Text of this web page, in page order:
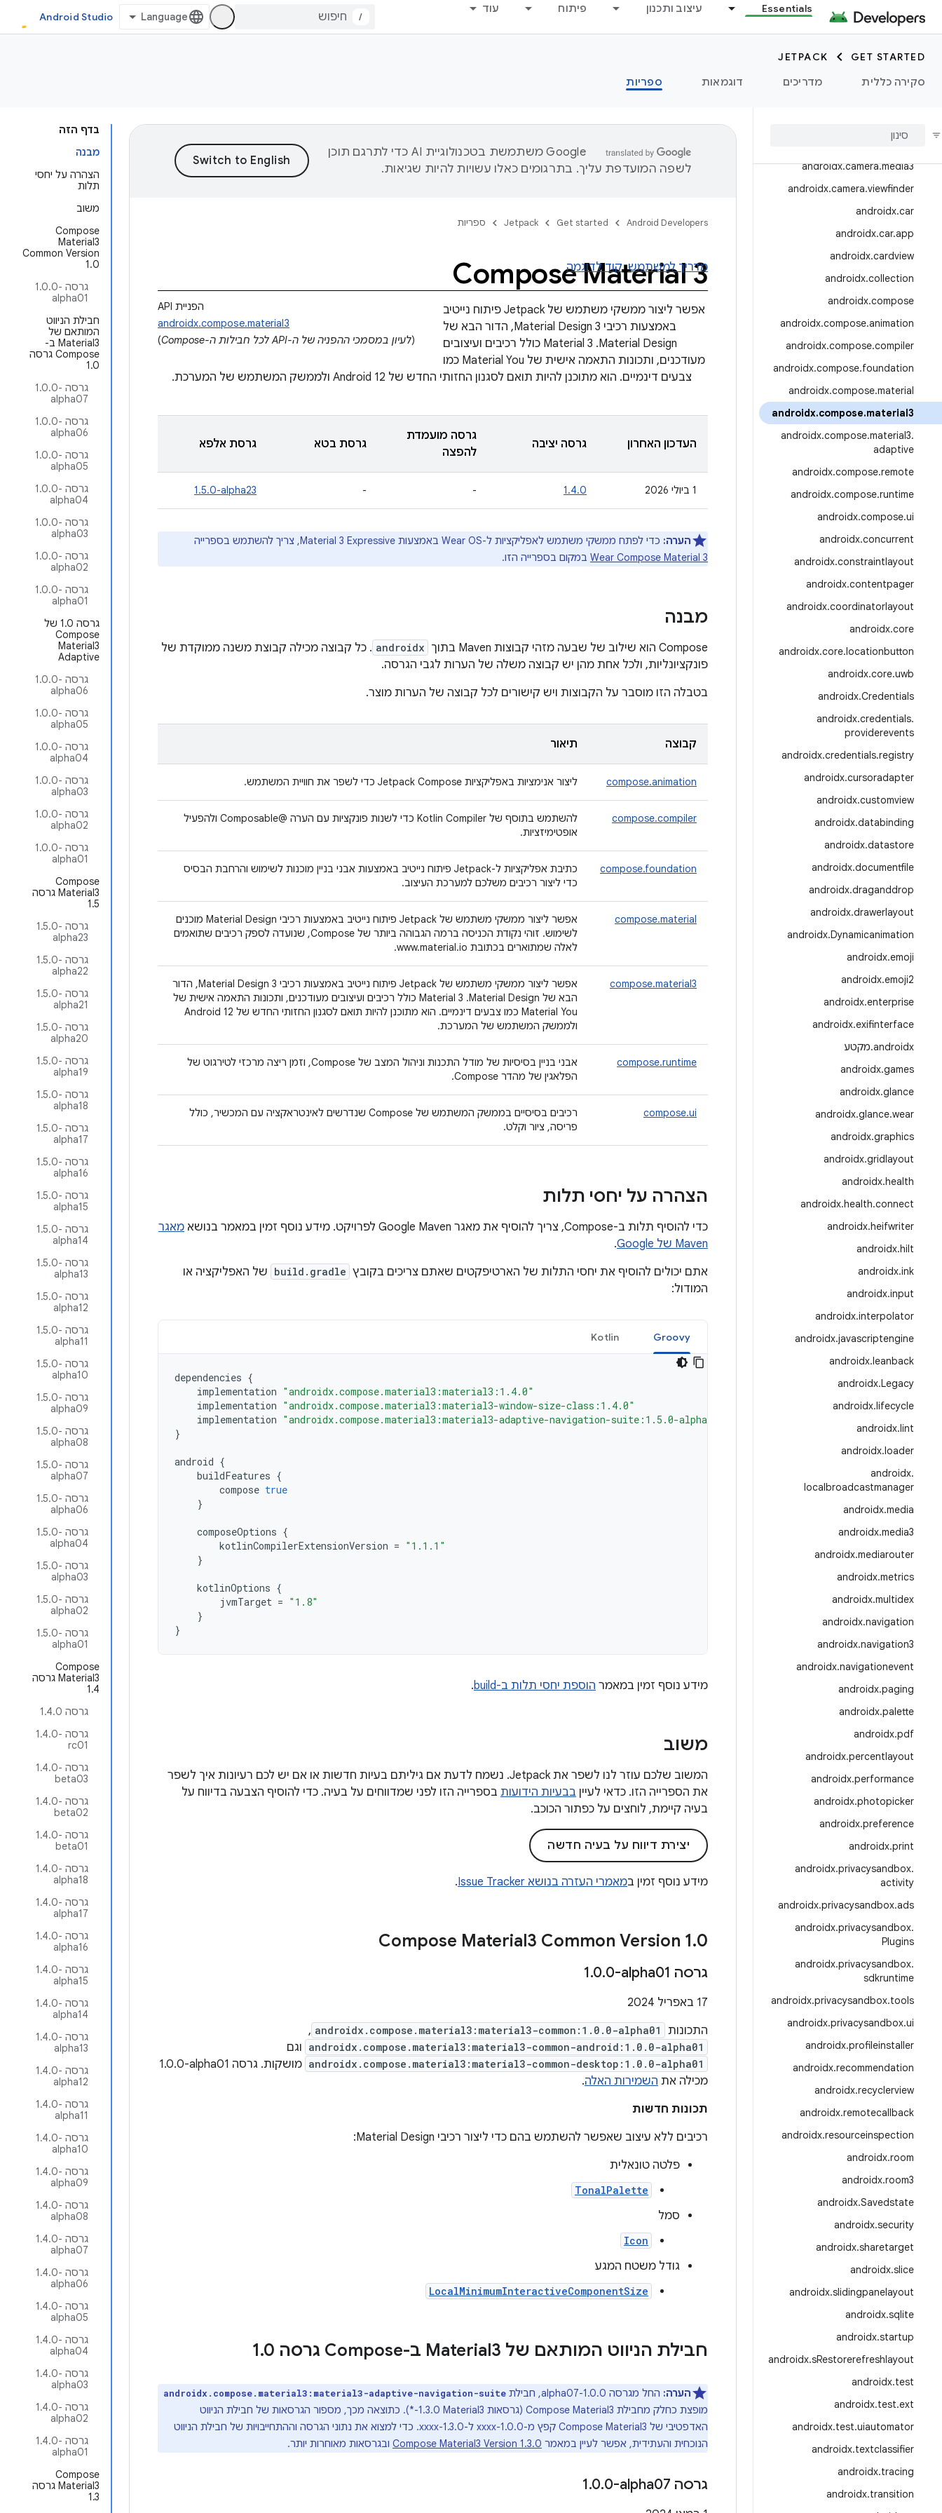
Essentials עיצוב ותכנון פיתוח עוד
/
Android Studio
GET STARTED
JETPACK
סקירה כללית
מדריכים דוגמאות ספריות
androidx.benchmark
androidx.bluetooth
androidx.browser.
camera
featurecombinationquery
androidx.camera.media3
androidx.camera.viewfinder
androidx.car
androidx.car.app
androidx.cardview
androidx.collection
androidx.compose
androidx.compose.animation
androidx.compose.compiler
androidx.compose.foundation
androidx.compose.material
androidx.compose.material3
androidx.compose.material3.
adaptive
androidx.compose.remote
androidx.compose.runtime
androidx.compose.ui
androidx.concurrent
androidx.constraintlayout
androidx.contentpager
androidx.coordinatorlayout
androidx.core
androidx.core.locationbutton
androidx.core.uwb
androidx.Credentials
androidx.credentials.
providerevents
androidx.credentials.registry
androidx.cursoradapter
androidx.customview
androidx.databinding
androidx.datastore
androidx.documentfile
androidx.draganddrop
androidx.drawerlayout
androidx.Dynamicanimation
androidx.emoji
androidx.emoji2
androidx.enterprise
androidx.exifinterface
androidx
.מקטע
androidx.games
androidx.glance
androidx.glance.wear
androidx.graphics
androidx.gridlayout
androidx.health
androidx.health.connect
androidx.heifwriter
androidx.hilt
androidx.ink
androidx.input
androidx.interpolator
androidx.javascriptengine
androidx.leanback
androidx.Legacy
androidx.lifecycle
androidx.lint
androidx.loader
androidx.
localbroadcastmanager
androidx.media
androidx.media3
androidx.mediarouter
androidx.metrics
androidx.multidex
androidx.navigation
androidx.navigation3
androidx.navigationevent
androidx.paging
androidx.palette
androidx.pdf
androidx.percentlayout
androidx.performance
androidx.photopicker
androidx.preference
androidx.print
androidx.privacysandbox.
activity
androidx.privacysandbox.ads
androidx.privacysandbox.
Plugins
androidx.privacysandbox.
sdkruntime
androidx.privacysandbox.tools
androidx.privacysandbox.ui
androidx.profileinstaller
androidx.recommendation
androidx.recyclerview
androidx.remotecallback
androidx.resourceinspection
androidx.room
androidx.room3
androidx.Savedstate
androidx.security
androidx.sharetarget
androidx.slice
androidx.slidingpanelayout
androidx.sqlite
androidx.startup
androidx.sRestorerefreshlayout
androidx.test
androidx.test.ext
androidx.test.uiautomator
androidx.textclassifier
androidx.tracing
androidx.transition
בדף הזה
מבנה
הצהרה על יחסי
תלות
משוב
‫Compose
Material3
Common Version
1.0
גרסה ‎1.0.0-
alpha01
חבילת הניווט
המותאם של
Material3 ב-
Compose גרסה
1.0
גרסה ‎1.0.0-
alpha07
גרסה ‎1.0.0-
alpha06
גרסה ‎1.0.0-
alpha05
גרסה ‎1.0.0-
alpha04
גרסה ‎1.0.0-
alpha03
גרסה ‎1.0.0-
alpha02
גרסה ‎1.0.0-
alpha01
גרסה 1.0 של
Compose
Material3
Adaptive
גרסה ‎1.0.0-
alpha06
גרסה ‎1.0.0-
alpha05
גרסה ‎1.0.0-
alpha04
גרסה ‎1.0.0-
alpha03
גרסה ‎1.0.0-
alpha02
גרסה ‎1.0.0-
alpha01
‫Compose
Material3 גרסה
1.5
גרסה ‎1.5.0-
alpha23
גרסה ‎1.5.0-
alpha22
גרסה ‎1.5.0-
alpha21
גרסה ‎1.5.0-
alpha20
גרסה ‎1.5.0-
alpha19
גרסה ‎1.5.0-
alpha18
גרסה ‎1.5.0-
alpha17
גרסה ‎1.5.0-
alpha16
גרסה ‎1.5.0-
alpha15
גרסה ‎1.5.0-
alpha14
גרסה ‎1.5.0-
alpha13
גרסה ‎1.5.0-
alpha12
גרסה ‎1.5.0-
alpha11
גרסה ‎1.5.0-
alpha10
גרסה ‎1.5.0-
alpha09
גרסה ‎1.5.0-
alpha08
גרסה ‎1.5.0-
alpha07
גרסה ‎1.5.0-
alpha06
גרסה ‎1.5.0-
alpha04
גרסה ‎1.5.0-
alpha03
גרסה ‎1.5.0-
alpha02
גרסה ‎1.5.0-
alpha01
‫Compose
Material3 גרסה
1.4
גרסה 1.4.0
גרסה ‎1.4.0-
rc01
גרסה ‎1.4.0-
beta03
גרסה ‎1.4.0-
beta02
גרסה ‎1.4.0-
beta01
גרסה ‎1.4.0-
alpha18
גרסה ‎1.4.0-
alpha17
גרסה ‎1.4.0-
alpha16
גרסה ‎1.4.0-
alpha15
גרסה ‎1.4.0-
alpha14
גרסה ‎1.4.0-
alpha13
גרסה ‎1.4.0-
alpha12
גרסה ‎1.4.0-
alpha11
גרסה ‎1.4.0-
alpha10
גרסה ‎1.4.0-
alpha09
גרסה ‎1.4.0-
alpha08
גרסה ‎1.4.0-
alpha07
גרסה ‎1.4.0-
alpha06
גרסה ‎1.4.0-
alpha05
גרסה ‎1.4.0-
alpha04
גרסה ‎1.4.0-
alpha03
גרסה ‎1.4.0-
alpha02
גרסה ‎1.4.0-
alpha01
‫Compose
Material3 גרסה
1.3
‫Google משתמשת בטכנולוגיית AI כדי לתרגם תוכן
לשפה המועדפת עליך. בתרגומים כאלו עשויות להיות שגיאות.
Android Developers
Get started
Jetpack ספריות
‫Compose Material 3
מדריך למשתמש קוד לדוגמה
הפניית API
androidx.compose.material3
(לעיון במסמכי ההפניה של ה-API לכל חבילות ה-Compose )
אפשר ליצור ממשקי משתמש של Jetpack פיתוח נייטיב
באמצעות רכיבי Material Design 3, הדור הבא של
Material Design. ‫Material 3 כולל רכיבים ועיצובים
מעודכנים, ותכונות התאמה אישית של Material You כמו
צבעים דינמיים. הוא מתוכנן להיות תואם לסגנון החזותי החדש של Android 12 ולממשק המשתמש של המערכת.
העדכון האחרון גרסה יציבה
גרסה מועמדת
להפצה
גרסת בטא גרסת אלפא
‫1 ביולי 2026 1.4.0
-
-
‎1.5.0-alpha23
הערה: כדי לפתח ממשקי משתמש לאפליקציות ל-Wear OS באמצעות Material 3 Expressive, צריך להשתמש בספרייה
Wear Compose Material 3 במקום בספרייה הזו.
מבנה
‫Compose הוא שילוב של שבעה מזהי קבוצות Maven בתוך androidx . כל קבוצה מכילה קבוצת משנה ממוקדת של
פונקציונליות, ולכל אחת מהן יש קבוצה משלה של הערות לגבי הגרסה.
בטבלה הזו מוסבר על הקבוצות ויש קישורים לכל קבוצה של הערות מוצר.
קבוצה תיאור
compose.animation ליצור אנימציות באפליקציות Jetpack Compose כדי לשפר את חוויית המשתמש.
compose.compiler
להשתמש בתוסף של Kotlin Compiler כדי לשנות פונקציות עם הערה @Composable ולהפעיל
אופטימיזציות.
compose.foundation
כתיבת אפליקציות ל-Jetpack פיתוח נייטיב באמצעות אבני בניין מוכנות לשימוש והרחבת הבסיס
כדי ליצור רכיבים משלכם למערכת העיצוב.
compose.material
אפשר ליצור ממשקי משתמש של Jetpack פיתוח נייטיב באמצעות רכיבי Material Design מוכנים
לשימוש. זוהי נקודת הכניסה ברמה הגבוהה ביותר של Compose, שנועדה לספק רכיבים שתואמים
לאלה שמתוארים בכתובת www.material.io.
compose.material3
אפשר ליצור ממשקי משתמש של Jetpack פיתוח נייטיב באמצעות רכיבי Material Design 3, הדור
הבא של Material Design. ‫Material 3 כולל רכיבים ועיצובים מעודכנים, ותכונות התאמה אישית של
Material You כמו צבעים דינמיים. הוא מתוכנן להיות תואם לסגנון החזותי החדש של Android 12
ולממשק המשתמש של המערכת.
compose.runtime
אבני בניין בסיסיות של מודל התכנות וניהול המצב של Compose, וזמן ריצה מרכזי לטירגוט של
הפלאגין של מהדר Compose.
compose.ui
רכיבים בסיסיים בממשק המשתמש של Compose שנדרשים לאינטראקציה עם המכשיר, כולל
פריסה, ציור וקלט.
הצהרה על יחסי תלות
כדי להוסיף תלות ב-Compose, צריך להוסיף את מאגר Google Maven לפרויקט. מידע נוסף זמין במאמר בנושא
מאגר
Maven של Google
.
אתם יכולים להוסיף את יחסי התלות של הארטיפקטים שאתם צריכים בקובץ build.gradle של האפליקציה או
המודול:
Groovy
Kotlin
dependencies {
implementation "androidx.compose.material3:material3:1.4.0"
implementation "androidx.compose.material3:material3-window-size-class:1.4.0"
implementation "androidx.compose.material3:material3-adaptive-navigation-suite:1.5.0-alpha23"
}
android {
buildFeatures {
compose true
}
composeOptions {
kotlinCompilerExtensionVersion = "1.1.1"
}
kotlinOptions {
jvmTarget = "1.8"
}
}
מידע נוסף זמין במאמר הוספת יחסי תלות ב-build .
משוב
המשוב שלכם עוזר לנו לשפר את Jetpack. נשמח לדעת אם גיליתם בעיות חדשות או אם יש לכם רעיונות איך לשפר
את הספרייה הזו. כדאי לעיין בבעיות הידועות בספרייה הזו לפני שמדווחים על בעיה. כדי להוסיף הצבעה בדיווח על
בעיה קיימת, לוחצים על כפתור הכוכב.
יצירת דיווח על בעיה חדשה
מידע נוסף זמין במאמרי העזרה בנושא Issue Tracker .
‫Compose Material3 Common Version 1.0
גרסה ‎1 .0.0-alpha01
‫17 באפריל 2024
התכונות
androidx.compose.material3:material3-common:1.0.0-alpha01
,
androidx.compose.material3:material3-common-android:1.0.0-alpha01 וגם
androidx.compose.material3:material3-common-desktop:1.0.0-alpha01
מושקות. גרסה ‎1.0.0-alpha01
מכילה את השמירות האלה.
תכונות חדשות
רכיבים ללא עיצוב שאפשר להשתמש בהם כדי ליצור רכיבי Material Design:
פלטה טונאלית
TonalPalette
סמל
Icon
גודל משטח המגע
LocalMinimumInteractiveComponentSize
חבילת הניווט המותאם של Material3 ב-Compose גרסה 1 .0
הערה: החל מגרסה 1.0.0-alpha07, חבילת androidx.compose.material3:material3-adaptive-navigation-suite
מופצת כחלק מחבילת Compose Material3 (גרסאות Material3 ‏1.3.0-*). כתוצאה מכך, מספור הגרסאות של חבילת הניווט
האדפטיבי של Compose Material3 קפץ מ-1.0.0-xxxx ל-1.3.0-xxxx. כדי למצוא את נתוני הגרסה וההתחייבויות של חבילת הניווט
הנוכחית והעתידית, אפשר לעיין במאמר Compose Material3 Version 1.3.0 ובגרסאות מאוחרות יותר.
גרסה ‎1 .0.0-alpha07